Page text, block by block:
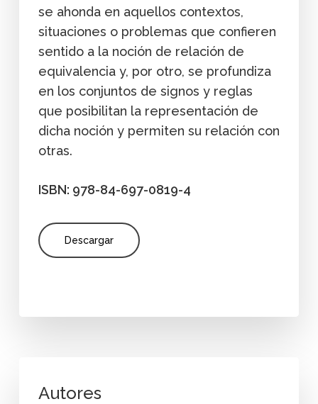
se ahonda en aquellos contextos,
situaciones o problemas que confieren
sentido a la noción de relación de
equivalencia y, por otro, se profundiza
en los conjuntos de signos y reglas
que posibilitan la representación de
dicha noción y permiten su relación con
otras.
ISBN: 978-84-697-0819-4
Descargar
Autores